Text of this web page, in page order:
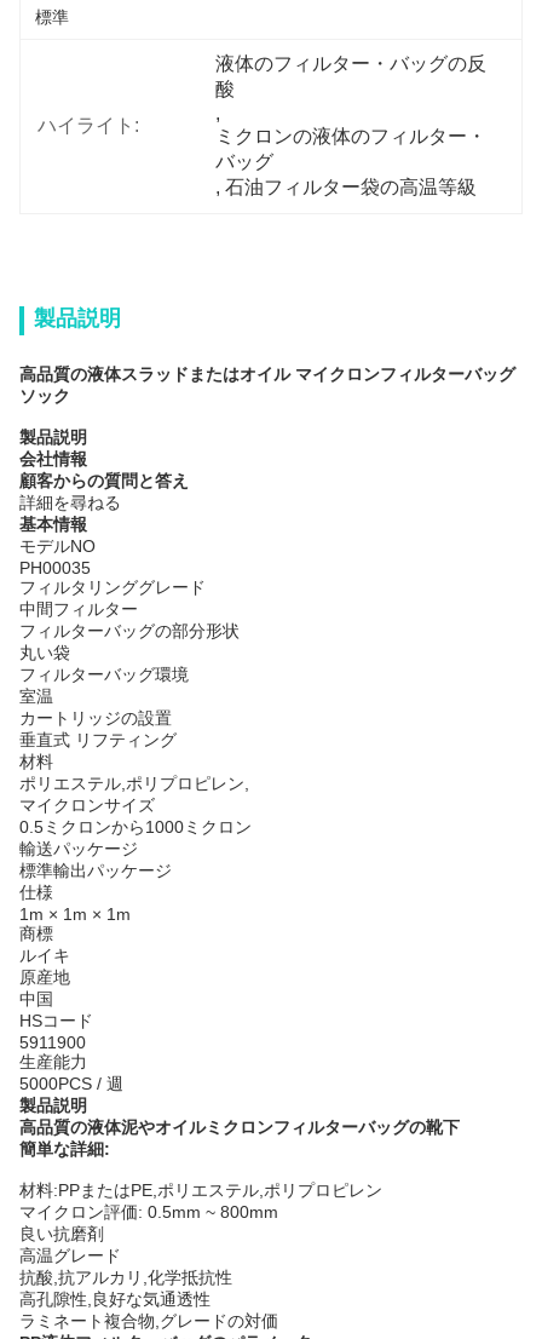
標準
ハイライト:
液体のフィルター・バッグの反
酸
,
ミクロンの液体のフィルター・
バッグ
, 石油フィルター袋の高温等級
製品説明
高品質の液体スラッドまたはオイル マイクロンフィルターバッグ
ソック
製品説明
会社情報
顧客からの質問と答え
詳細を尋ねる
基本情報
モデルNO
PH00035
フィルタリンググレード
中間フィルター
フィルターバッグの部分形状
丸い袋
フィルターバッグ環境
室温
カートリッジの設置
垂直式 リフティング
材料
ポリエステル,ポリプロピレン,
マイクロンサイズ
0.5ミクロンから1000ミクロン
輸送パッケージ
標準輸出パッケージ
仕様
1m × 1m × 1m
商標
ルイキ
原産地
中国
HSコード
5911900
生産能力
5000PCS / 週
製品説明
高品質の液体泥やオイルミクロンフィルターバッグの靴下
簡単な詳細:
材料:PPまたはPE,ポリエステル,ポリプロピレン
マイクロン評価: 0.5mm ~ 800mm
良い抗磨剤
高温グレード
抗酸,抗アルカリ,化学抵抗性
高孔隙性,良好な気通透性
ラミネート複合物,グレードの対価